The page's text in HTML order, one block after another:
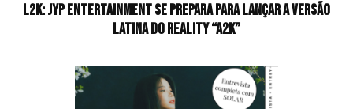
L2K: JYP Entertainment se prepara para lançar a versão
latina do reality “A2K”